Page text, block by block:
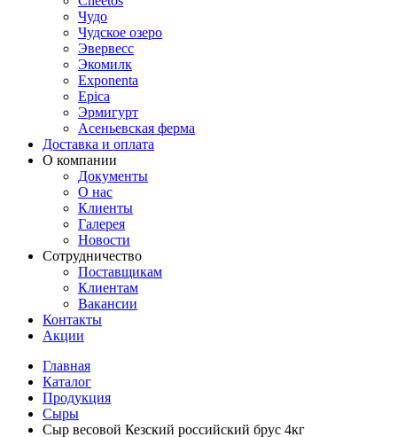
Чудо
Чудское озеро
Эвервесс
Экомилк
Exponenta
Epica
Эрмигурт
Асеньевская ферма
Доставка и оплата
О компании
Документы
О нас
Клиенты
Галерея
Новости
Сотрудничество
Поставщикам
Клиентам
Вакансии
Контакты
Акции
Главная
Каталог
Продукция
Сыры
Сыр весовой Кезский российский брус 4кг